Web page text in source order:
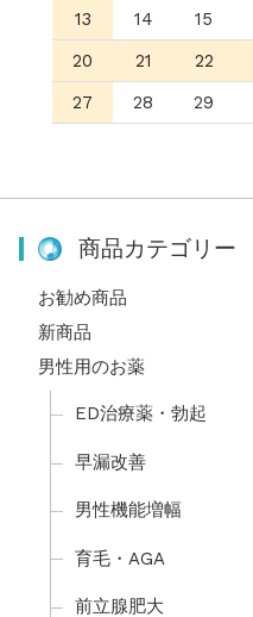
13
14 15
20
21 22
27
28 29
商品カテゴリー
お勧め商品
新商品
男性用のお薬
ED治療薬・勃起
早漏改善
男性機能増幅
育毛・AGA
前立腺肥大